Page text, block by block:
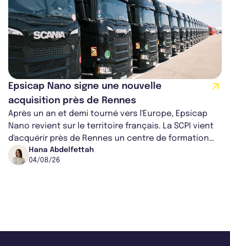
Epsicap Nano signe une nouvelle
acquisition près de Rennes
Après un an et demi tourné vers l'Europe, Epsicap
Nano revient sur le territoire français. La SCPI vient
d'acquérir près de Rennes un centre de formation
pour conducteurs poids lou...
Hana Abdelfettah
04/08/26